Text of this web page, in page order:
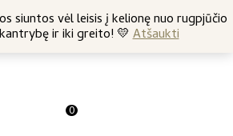
siuntos vėl leisis į kelionę nuo rugpjūčio
ir iki greito! 💛Atšaukti
nuo 45 Eur +370 682 57369
0